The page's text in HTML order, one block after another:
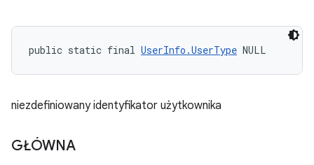
public static final UserInfo.UserType NULL
niezdefiniowany identyfikator użytkownika
GŁÓWNA